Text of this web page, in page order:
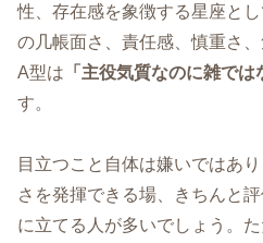
性、存在感を象徴する星座と
の几帳面さ、責任感、慎重さ
A型は 「主役気質なのに雑では
す。
目立つこと自体は嫌いではあ
さを発揮できる場、きちんと
に立てる人が多いでしょう。